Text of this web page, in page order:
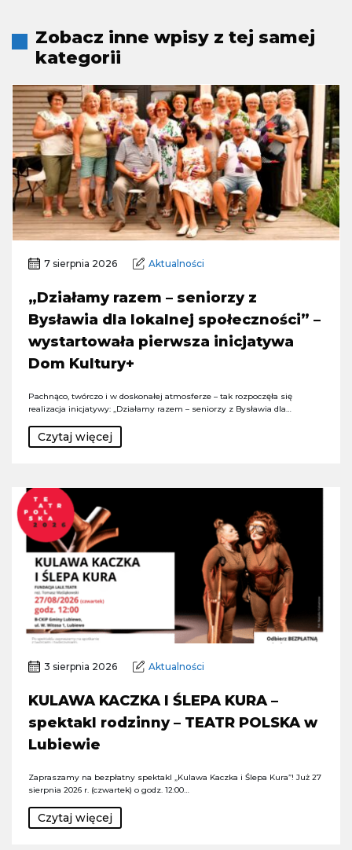
Zobacz inne wpisy z tej samej
kategorii
7 sierpnia 2026 Aktualności
„Działamy razem – seniorzy z
Bysławia dla lokalnej społeczności” –
wystartowała pierwsza inicjatywa
Dom Kultury+
Pachnąco, twórczo i w doskonałej atmosferze – tak rozpoczęła się
realizacja inicjatywy: „Działamy razem – seniorzy z Bysławia dla…
Czytaj więcej
3 sierpnia 2026 Aktualności
KULAWA KACZKA I ŚLEPA KURA –
spektakl rodzinny – TEATR POLSKA w
Lubiewie
Zapraszamy na bezpłatny spektakl „Kulawa Kaczka i Ślepa Kura”! Już 27
sierpnia 2026 r. (czwartek) o godz. 12:00…
Czytaj więcej